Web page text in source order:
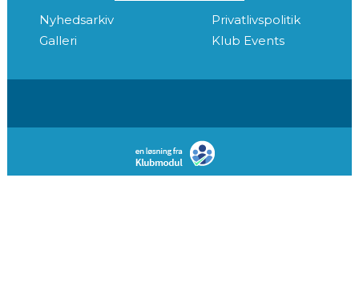
Nyhedsarkiv
Privatlivspolitik
Galleri
Klub Events